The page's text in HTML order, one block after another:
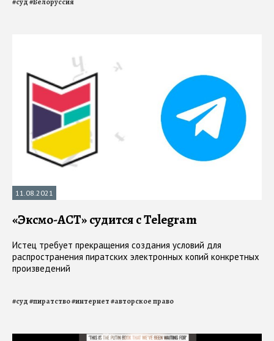
11.08.2021
«Эксмо-АСТ» судится с Telegram
Истец требует прекращения создания условий для
распространения пиратских электронных копий конкретных
произведений
#суд#пиратство#интернет#авторское право